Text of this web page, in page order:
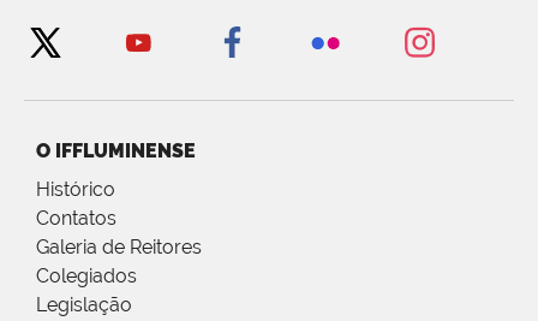
O IFFLUMINENSE
Histórico
Contatos
Galeria de Reitores
Colegiados
Legislação